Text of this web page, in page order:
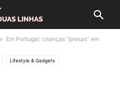
Em Portugal: crianças “presas” em
Lifestyle & Gadgets